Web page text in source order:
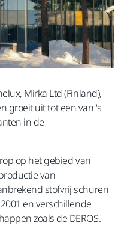
Mirka Ltd (Finland),
groeit uit tot een van 's
in de
op het gebied van
van
stofvrij schuren
en verschillende
zoals de DEROS.